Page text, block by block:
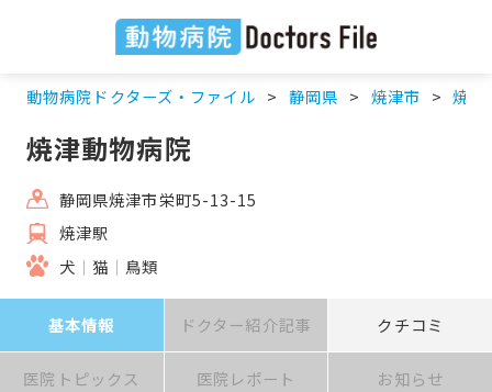
動物病院ドクターズ・ファイル 静岡県 焼津市 焼津
焼津動物病院
静岡県焼津市栄町5-13-15
焼津駅
犬
猫 鳥類
基本情報 ドクター紹介記事 クチコミ
医院トピックス 医院レポート お知らせ